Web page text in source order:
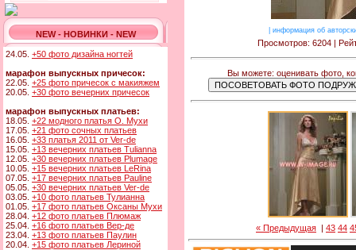
NEW - НОВИНКИ - NEW
24.05. +50 фото дизайна ногтей
марафон выпускных причесок:
22.05. +25 фото причесок с макияжем
20.05. +30 фото вечерних причесок
марафон выпускных платьев:
18.05. +22 модного платья О. Мухи
17.05. +21 фото сочных платьев
16.05. +33 платья 2011 от Ver-de
15.05. +13 вечерних платьев Tulianna
12.05. +30 вечерних платьев Plumage
10.05. +15 вечерних платьев LeRina
07.05. +17 вечерних платьев Pauline
05.05. +30 вечерних платьев Ver-de
03.05. +10 фото платьев Тулианна
01.05. +17 фото платьев Оксаны Мухи
28.04. +12 фото платьев Плюмаж
25.04. +16 фото платьев Вер-де
23.04. +13 фото платьев Паулин
20.04. +15 фото платьев Лериной
информация об
Просмотров: 6204 |
Вы можете: оценивать фото,
« Предыдущая | 43 44